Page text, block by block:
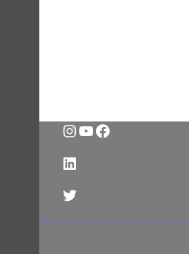
Instagram
YouTube
Facebook
LinkedIn
Twitter